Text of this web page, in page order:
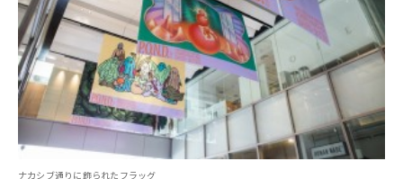
ナカシブ通りに飾られたフラッグ